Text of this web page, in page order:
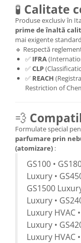
🧪 Calitate
Produse exclusiv în
prime de înaltă
mai exigente
🔹 Respectă
✅ IFRA
✅CLP
✅ REACH
Restriction of
💨
Formulate special
parfumare prin
(atomizare) :
GS100 •
Luxury •
GS1500
Luxury •
Luxury HVAC
Luxury •
Luxury HVAC